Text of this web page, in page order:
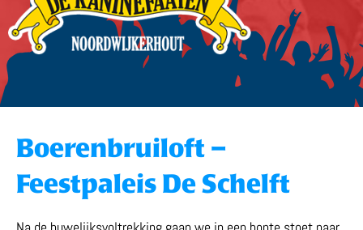
Boerenbruiloft –
Feestpaleis De Schelft